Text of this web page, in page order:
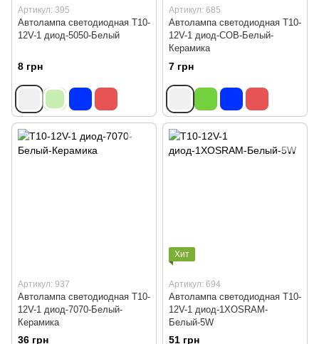
Артикул: 395
Автолампа светодиодная Т10-
12V-1 диод-5050-Белый
8 грн
Артикул: 685
Автолампа светодиодная Т10-
12V-1 диод-СОВ-Белый-
Керамика
7 грн
Артикул: 937
Автолампа светодиодная Т10-
12V-1 диод-7070-Белый-
Керамика
36 грн
Хит
Артикул: 694
Автолампа светодиодная T10-
12V-1 диод-1XOSRAM-
Белый-5W
51 грн